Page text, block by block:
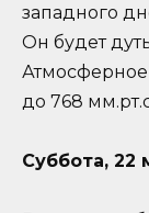
западного
Он будет
до 768
Суббота, 22